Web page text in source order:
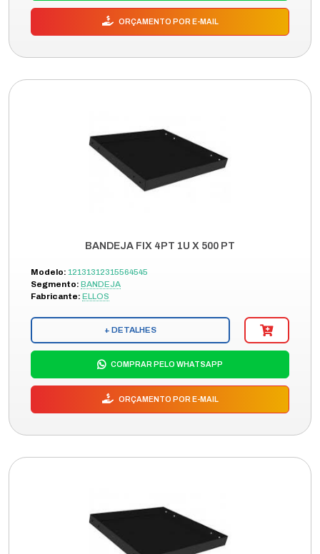
ORÇAMENTO POR E-MAIL
BANDEJA FIX 4PT 1U X 500 PT
Modelo: 12131312315564545
Segmento: BANDEJA
Fabricante: ELLOS
+ DETALHES
COMPRAR PELO WHATSAPP
ORÇAMENTO POR E-MAIL